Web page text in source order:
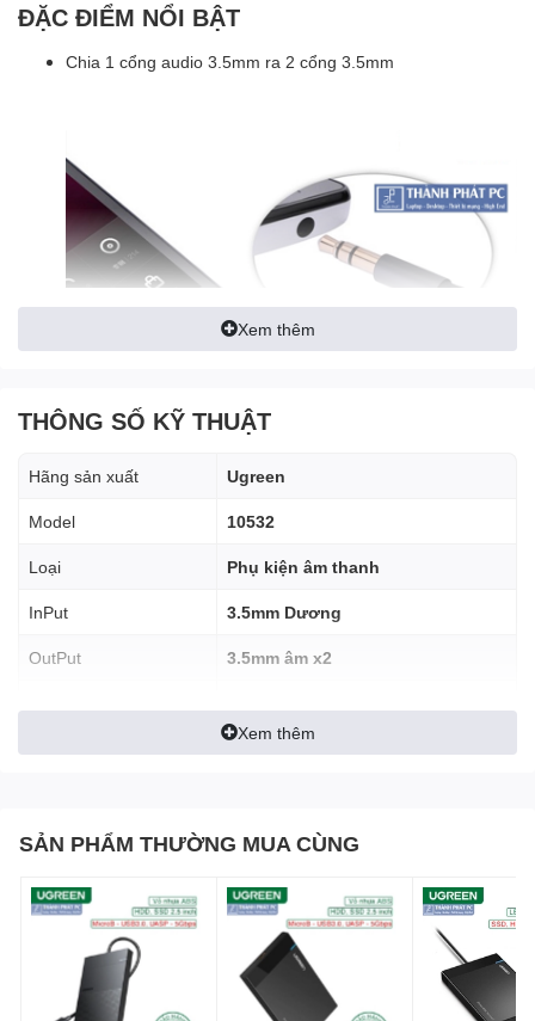
ĐẶC ĐIỂM NỔI BẬT
Chia 1 cổng audio 3.5mm ra 2 cổng 3.5mm
Cáp dài 20cm
1 đầu 3.5mm dương, 2 đầu 3.5mm âm
Xem thêm
THÔNG SỐ KỸ THUẬT
Hãng sản xuất Ugreen
Model 10532
Loại Phụ kiện âm thanh
InPut 3.5mm Dương
OutPut 3.5mm âm x2
Xem thêm
SẢN PHẨM THƯỜNG MUA CÙNG